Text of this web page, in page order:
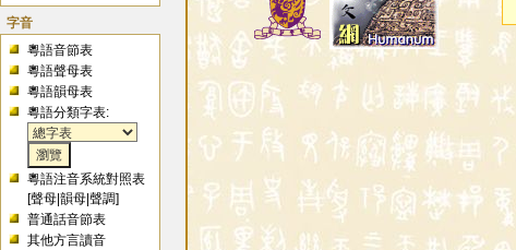
字音
粵語音節表
粵語聲母表
粵語韻母表
粵語分類字表:
粵語注音系統對照表
[聲母 |韻母 |聲調]
普通話音節表
其他方言讀音